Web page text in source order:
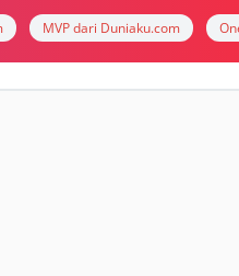
MVP dari Duniaku.com